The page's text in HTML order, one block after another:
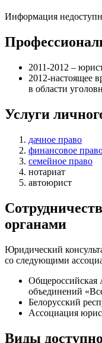
Информация
2011-2012 –
2012-настоящее
в области
Услуги
дачное право
финансовое
семейное право
нотариат
автоюрист
органами
Юридический
со следующими
Общероссийская
объединений
Белорусский
Ассоциация
Виды